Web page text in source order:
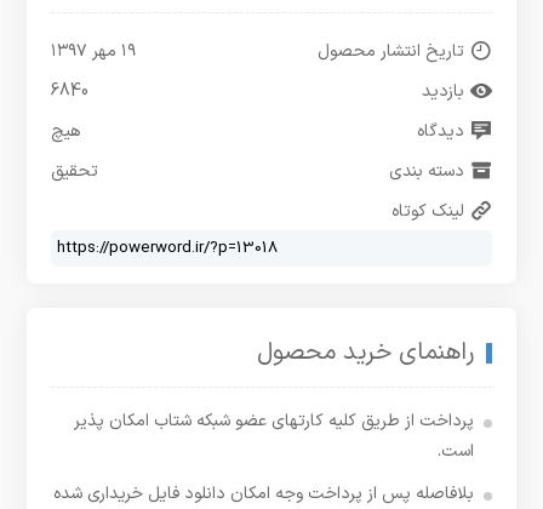
تاریخ انتشار محصول
۱۹ مهر ۱۳۹۷
بازدید
6840
دیدگاه
هیچ
دسته بندی
تحقیق
لینک کوتاه
راهنمای خرید محصول
پرداخت از طریق کلیه کارتهای عضو شبکه شتاب امکان پذیر
است.
بلافاصله پس از پرداخت وجه امکان دانلود فایل خریداری شده